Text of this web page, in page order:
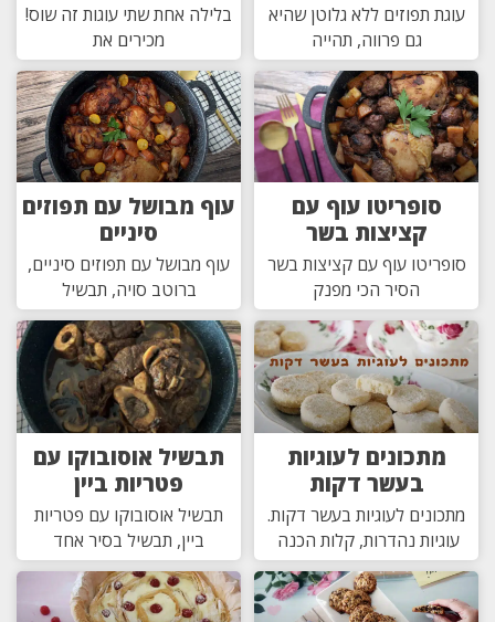
עוגת תפוזים ללא גלוטן שהיא
גם פרווה, תהייה
בלילה אחת שתי עוגות זה שוס!
מכירים את
סופריטו עוף עם
קציצות בשר
סופריטו עוף עם קציצות בשר
הסיר הכי מפנק
עוף מבושל עם תפוזים
סיניים
עוף מבושל עם תפוזים סיניים,
ברוטב סויה, תבשיל
מתכונים לעוגיות
בעשר דקות
מתכונים לעוגיות בעשר דקות.
עוגיות נהדרות, קלות הכנה
תבשיל אוסובוקו עם
פטריות ביין
תבשיל אוסובוקו עם פטריות
ביין, תבשיל בסיר אחד